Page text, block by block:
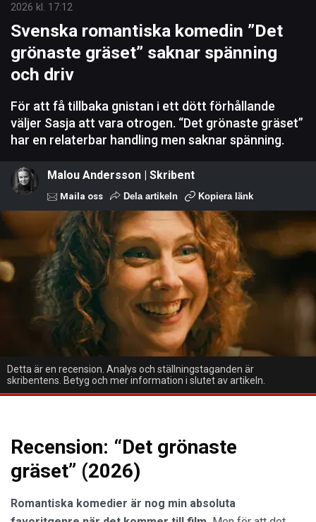
2026 kl. 17:12
Svenska romantiska komedin ”Det
grönaste gräset” saknar spänning
och driv
För att få tillbaka gnistan i ett dött förhållande
väljer Sasja att vara otrogen. “Det grönaste gräset”
har en relaterbar handling men saknar spänning.
Malou Andersson | Skribent
Maila oss Dela artikeln Kopiera länk
Detta är en recension. Analys och ställningstaganden är
skribentens. Betyg och mer information i slutet av artikeln.
Recension: “Det grönaste
gräset” (2026)
Romantiska komedier är nog min absoluta